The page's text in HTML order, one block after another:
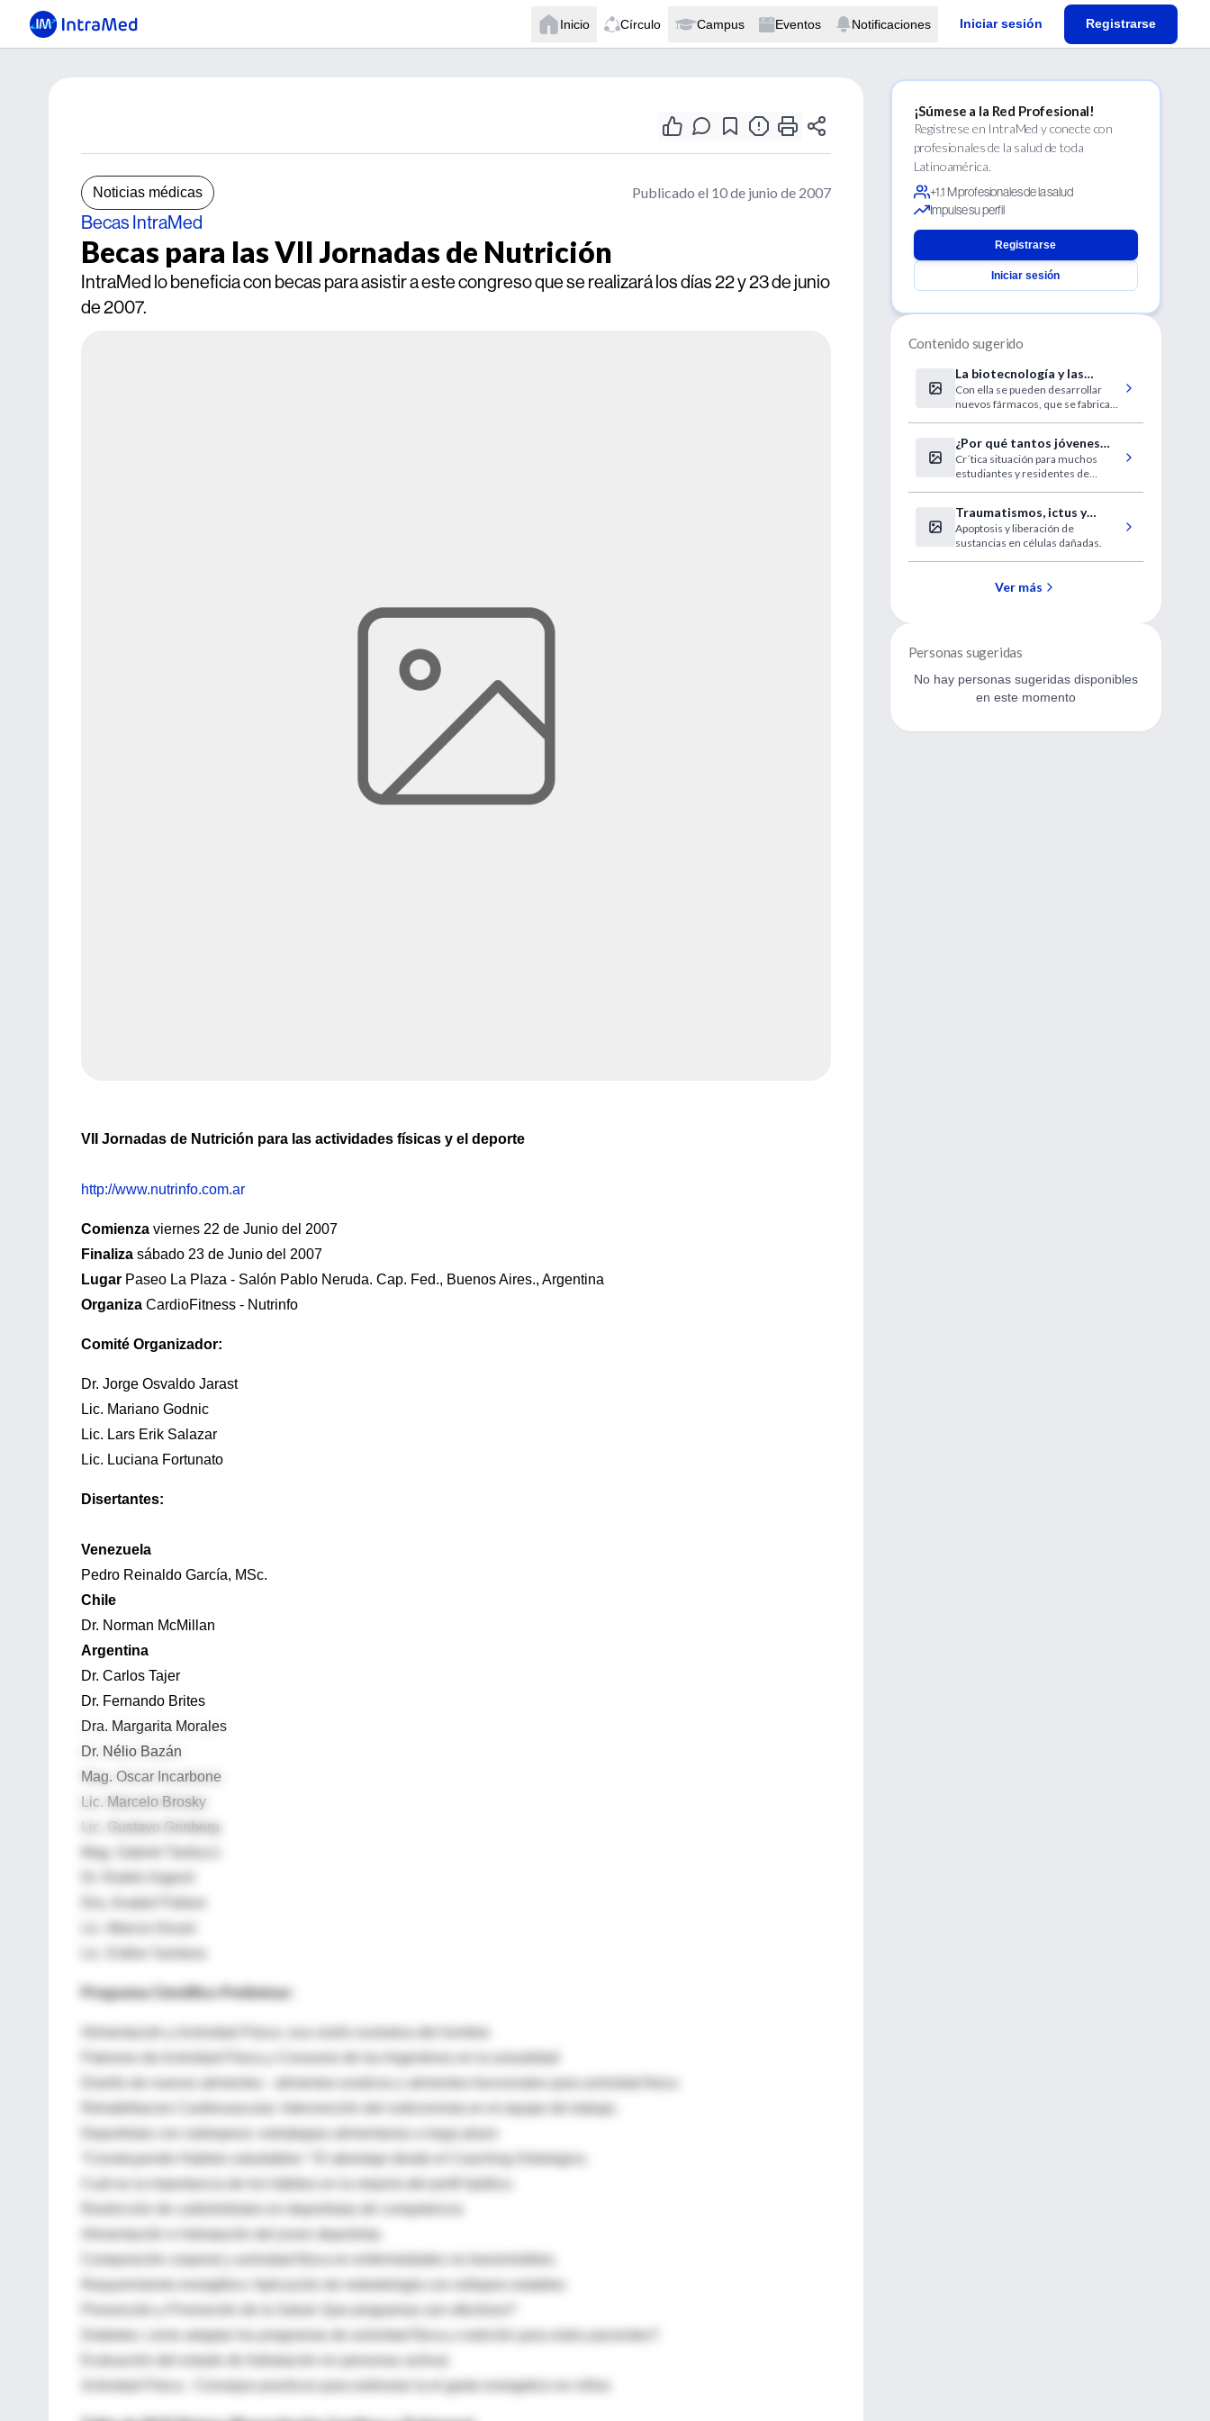
Inicio Círculo Campus Eventos Notificaciones Iniciar sesión Registrarse
Noticias médicas Publicado el 10 de junio de 2007
Becas IntraMed
Becas para las VII Jornadas de Nutrición
IntraMed lo beneficia con becas para asistir a este congreso que se realizará los días 22 y 23 de junio
de 2007.
VII Jornadas de Nutrición para las actividades físicas y el deporte
http://www.nutrinfo.com.ar
Comienza viernes 22 de Junio del 2007
Finaliza sábado 23 de Junio del 2007
Lugar Paseo La Plaza - Salón Pablo Neruda. Cap. Fed., Buenos Aires., Argentina
Organiza CardioFitness - Nutrinfo
Comité Organizador:
Dr. Jorge Osvaldo Jarast
Lic. Mariano Godnic
Lic. Lars Erik Salazar
Lic. Luciana Fortunato
Disertantes:
Venezuela
Pedro Reinaldo García, MSc.
Chile
Dr. Norman McMillan
Argentina
Dr. Carlos Tajer
Dr. Fernando Brites
Dra. Margarita Morales
Dr. Nélio Bazán
Mag. Oscar Incarbone
Lic. Marcelo Brosky
Lic. Gustavo Grinberg
Mag. Gabriel Tarducci
Dr. Rubén Argemí
Programa Científico Preliminar:
Patrones de Actividad Física y Consumo de los Argentinos en la actualidad
Rehabilitacion Cardiovascular: Intervención del nutricionista en el equipo de trabajo.
Deportistas con sobrepeso: estrategias alimentarias a largo plazo
“Construyendo Habitos saludables “ El abordaje desde el Coaching Ontologico.
Cuál es la importancia de los hábitos en la mejoría del perfil lipídico.
Composición corporal y actividad física en enfermedades no transmisibles.
Requerimiento energético: Aplicación de metodología con isótopos estables
Prevención y Promoción de la Salud: Que programas son efectivos?
Diabetes: como adaptar los programas de actividad física y nutrición para estos pacientes?
Actividad Física - Consejos practicos para estimular la el gasto energetico en niños
¡Súmese a la Red Profesional!
Regístrese en IntraMed y conecte con
profesionales de la salud de toda
Latinoamérica.
+1.1 M profesionales de la salud
Impulse su perfil
Registrarse
Iniciar sesión
Contenido sugerido
La biotecnología y las
enfermedades raras
Con ella se pueden desarrollar
nuevos fármacos, que se fabrican
¿Por qué tantos jóvenes
médicos quemados?
Cr´tica situación para muchos
estudiantes y residentes de
Traumatismos, ictus y
Alzheimer
Apoptosis y liberación de
sustancias en células dañadas.
Ver más
Personas sugeridas
No hay personas sugeridas disponibles
en este momento